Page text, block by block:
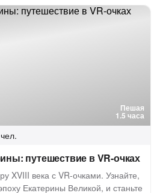
Пешая
1.5 часа
путешествие в VR-очках
XVIII века с VR-очками. Узнайте,
Екатерины Великой, и станьте